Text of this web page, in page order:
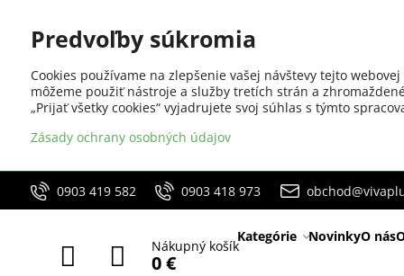
0903 419 582 0903 418 973
Nákupný košík
0 €
Kategórie NovinkyO nás
Predvoľby súkromia
Cookies používame na zlepšenie vašej návštevy tejto
môžeme použiť nástroje a služby tretích strán a
„Prijať všetky cookies“ vyjadrujete svoj súhlas s týmto
Zásady ochrany osobných údajov